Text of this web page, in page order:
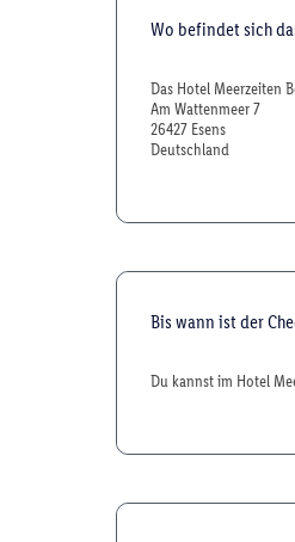
Wo befindet sich
Das Hotel Meerzeiten
Am Wattenmeer 7
26427 Esens
Deutschland
Bis wann ist der
Du kannst im Hotel